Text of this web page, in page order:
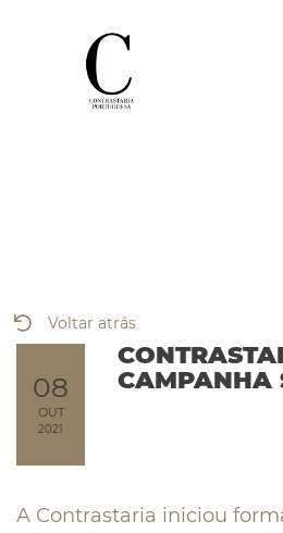
08
OUT
2021
CAMPANHA
Voltar atrás
A Contrastaria iniciou